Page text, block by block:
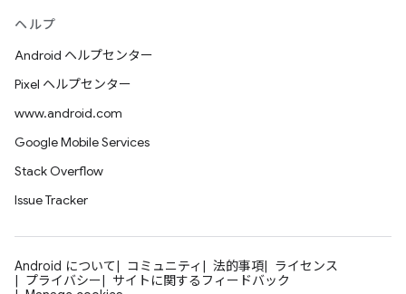
ヘルプ
Android ヘルプセンター
Pixel ヘルプセンター
www.android.com
Google Mobile Services
Stack Overflow
Issue Tracker
Android について コミュニティ 法的事項
ライセンス
プライバシー
サイトに関するフィードバック